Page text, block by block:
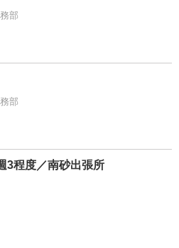
部
部
3程度／南砂出張所